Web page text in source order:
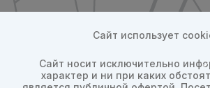
Сайт использует
Сайт носит исключительно
характер и ни при каких